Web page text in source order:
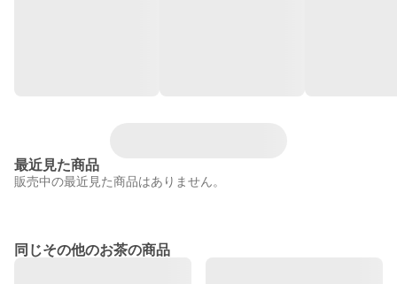
最近見た商品
販売中の最近見た商品はありません。
同じその他のお茶の商品